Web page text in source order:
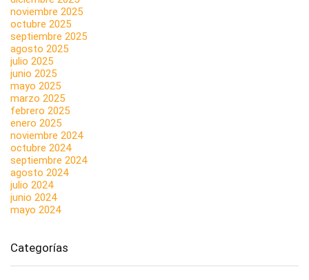
noviembre 2025
octubre 2025
septiembre 2025
agosto 2025
julio 2025
junio 2025
mayo 2025
marzo 2025
febrero 2025
enero 2025
noviembre 2024
octubre 2024
septiembre 2024
agosto 2024
julio 2024
junio 2024
mayo 2024
Categorías